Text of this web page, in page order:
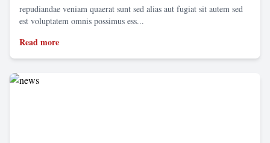
repudiandae veniam quaerat sunt sed alias aut fugiat sit autem sed
est voluptatem omnis possimus ess...
Read more